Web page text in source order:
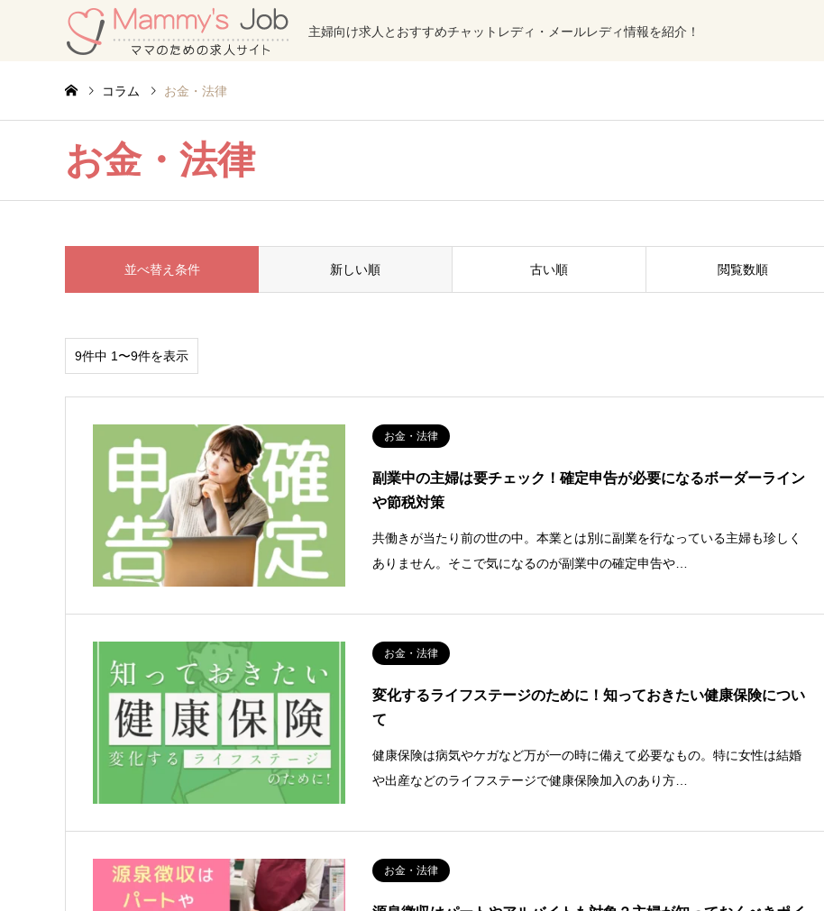
主婦向け求人とおすすめチャットレディ・メールレディ情報を紹介！
コラム お金・法律
お金・法律
並べ替え条件 新しい順 古い順 閲覧数順
9件中 1〜9件を表示
お金・法律
副業中の主婦は要チェック！確定申告が必要になるボーダーライン
や節税対策
共働きが当たり前の世の中。本業とは別に副業を行なっている主婦も珍しく
ありません。そこで気になるのが副業中の確定申告や…
お金・法律
変化するライフステージのために！知っておきたい健康保険につい
て
健康保険は病気やケガなど万が一の時に備えて必要なもの。特に女性は結婚
や出産などのライフステージで健康保険加入のあり方…
お金・法律